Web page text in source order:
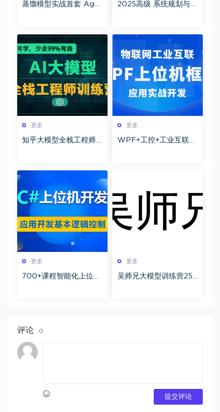
蒸馏模型实战首套 Age
技能体系
2025高级 系统规划与管
更多
知乎大模型全栈工程师
更多
WPF+工控+工业互联
更多
700+课程智能化上位机
更多
吴师兄大模型训练营25
评论 0
提交评论